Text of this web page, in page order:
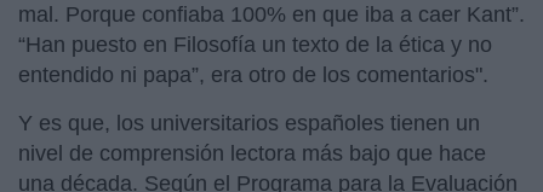
mal. Porque confiaba 100% en que iba a caer Kant”.
“Han puesto en Filosofía un texto de la ética y no
entendido ni papa”, era otro de los comentarios".
Y es que, los universitarios españoles tienen un
nivel de comprensión lectora más bajo que hace
una década. Según el Programa para la Evaluación